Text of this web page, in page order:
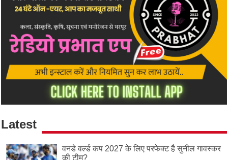
Latest
वनडे वर्ल्ड कप 2027 के लिए परफेक्ट है सुनील गावस्कर
की टीम?